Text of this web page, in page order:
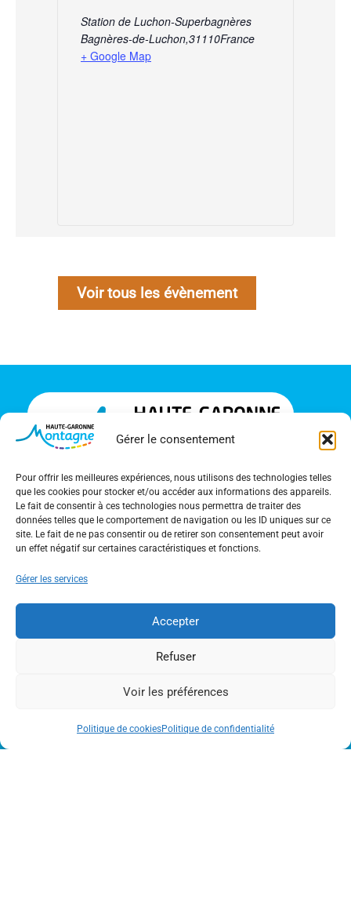
Gérer le consentement
Pour offrir les meilleures expériences, nous utilisons des technologies telles
que les cookies pour stocker et/ou accéder aux informations des appareils.
Le fait de consentir à ces technologies nous permettra de traiter des
données telles que le comportement de navigation ou les ID uniques sur ce
site. Le fait de ne pas consentir ou de retirer son consentement peut avoir
un effet négatif sur certaines caractéristiques et fonctions.
Gérer les services
Accepter
Refuser
Voir les préférences
Politique de cookiesPolitique de confidentialité
Station de Luchon-Superbagnères
Bagnères-de-Luchon,31110France
+ Google Map
Voir tous les évènement
24 allées d’Etigny
31110 Bagnères-de-Luchon
Nous contacter
NOUS SITUER